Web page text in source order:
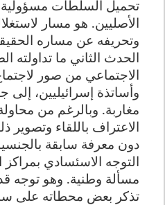
تحميل السلطات مسؤولية
الأصليين. هو مسار
وتحريفه عن مساره
الحدث الثاني ما تداولته
الاجتماعي من صور
وأساتذة إسرائيليين، إلى
مغاربة. وبالرغم من
الاعتراف باللقاء
دون معرفة سابقة
التوجه الاسئسادي
مسألة وطنية. وهو توجه
تذكر بعض محطاته على